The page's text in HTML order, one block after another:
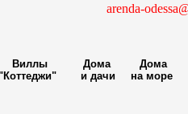
arenda-
Виллы
Дома
и дачи
Дома
на море